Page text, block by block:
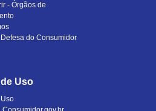
- Órgãos de
do Consumidor
Uso